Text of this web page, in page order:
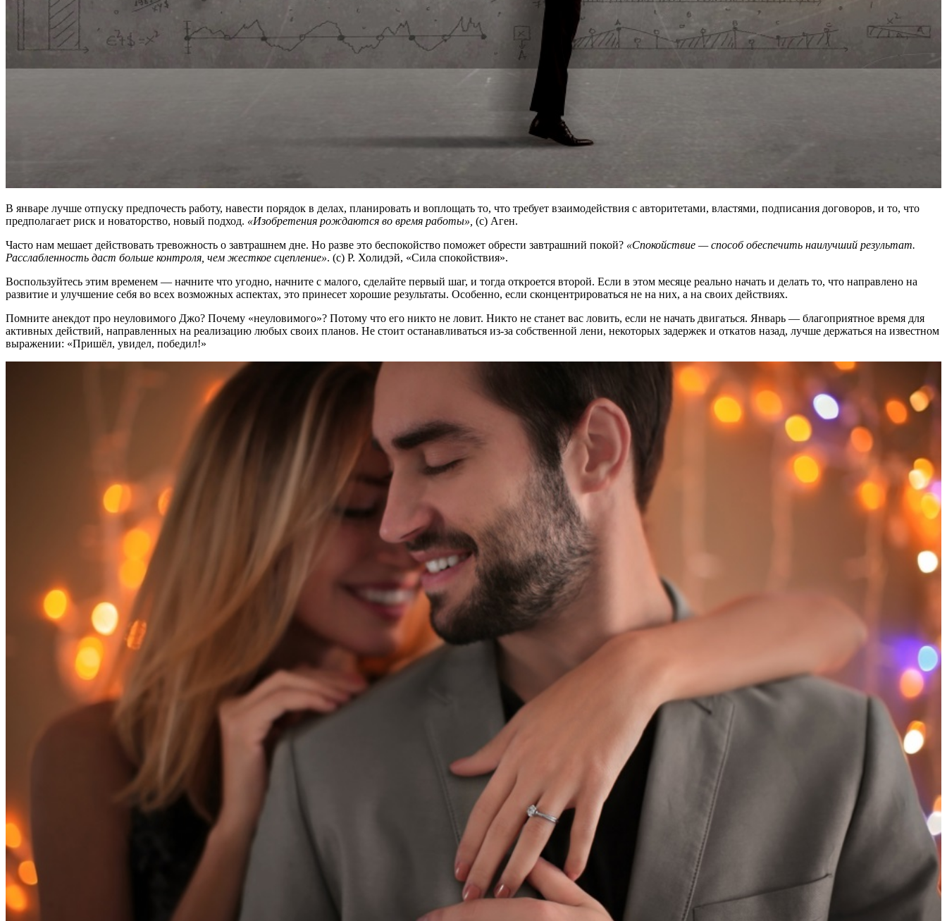
В январе лучше отпуску предпочесть работу, навести порядок в делах, планировать и воплощать то, что требует взаимодействия с авторитетами, властями, подписания договоров, и то, что
предполагает риск и новаторство, новый подход. «Изобретения рождаются во время работы», (с) Аген.
Часто нам мешает действовать тревожность о завтрашнем дне. Но разве это беспокойство поможет обрести завтрашний покой? «Спокойствие — способ обеспечить наилучший результат.
Расслабленность даст больше контроля, чем жесткое сцепление». (с) Р. Холидэй, «Сила спокойствия».
Воспользуйтесь этим временем — начните что угодно, начните с малого, сделайте первый шаг, и тогда откроется второй. Если в этом месяце реально начать и делать то, что направлено на
развитие и улучшение себя во всех возможных аспектах, это принесет хорошие результаты. Особенно, если сконцентрироваться не на них, а на своих действиях.
Помните анекдот про неуловимого Джо? Почему «неуловимого»? Потому что его никто не ловит. Никто не станет вас ловить, если не начать двигаться. Январь — благоприятное время для
активных действий, направленных на реализацию любых своих планов. Не стоит останавливаться из-за собственной лени, некоторых задержек и откатов назад, лучше держаться на известном
выражении: «Пришёл, увидел, победил!»